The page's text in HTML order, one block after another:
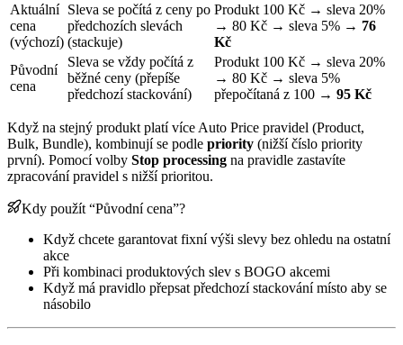
Aktuální
cena
(výchozí)
Sleva se počítá z ceny po
předchozích slevách
(stackuje)
Produkt 100 Kč → sleva 20%
→ 80 Kč → sleva 5% → 76
Kč
Původní
cena
Sleva se vždy počítá z
běžné ceny (přepíše
předchozí stackování)
Produkt 100 Kč → sleva 20%
→ 80 Kč → sleva 5%
přepočítaná z 100 → 95 Kč
Když na stejný produkt platí více Auto Price pravidel (Product,
Bulk, Bundle), kombinují se podle priority (nižší číslo priority
první). Pomocí volby Stop processing na pravidle zastavíte
zpracování pravidel s nižší prioritou.
Kdy použít “Původní cena”?
Když chcete garantovat fixní výši slevy bez ohledu na ostatní
akce
Při kombinaci produktových slev s BOGO akcemi
Když má pravidlo přepsat předchozí stackování místo aby se
násobilo